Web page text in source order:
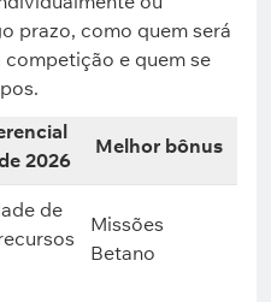
prazo, como quem será
e quem se
2026
Melhor bônus
de
Missões
Betano